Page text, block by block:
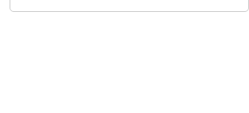
AKCÍ
MAGAZÍN